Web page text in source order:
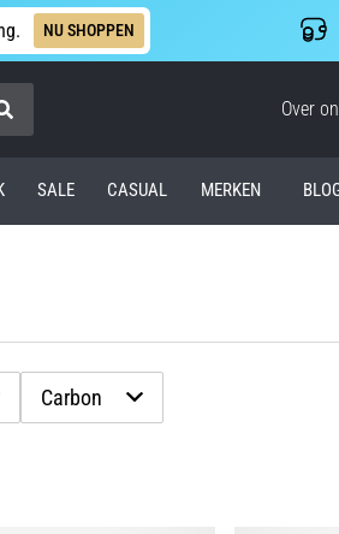
NU SHOPPEN
Over
SALE CASUAL MERKEN
Carbon